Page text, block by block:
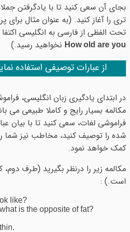
بجای آن سعی کنید تا با یادگرفتن
تری را آغاز کنید. (به عنوان مثال
تحت الفظی از فارسی به انگلیسی
How old are you نخواهید رسید.)
از عبارات توصیفی استفاده
در ابتدای یادگیری زبان انگلیسی،
مکالمه بسیار رایج و کاملا طبیعی می
فراموشی لغات، سعی کنید تا با بیان
شده را توصیف کنید، مخاطب نیز شما
کمک خواهد نمود.
است.) :
like?
is the opposite of fat?